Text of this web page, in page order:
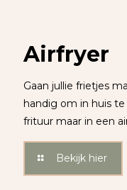
Airfryer
Gaan jullie frietjes
handig om in huis
frituur maar in een
Bekijk hier